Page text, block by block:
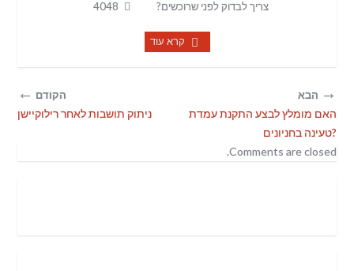
צריך לבדוק לפני שרוכשים?
קרא עוד
← הקודם
ניתוק תושבות לאחר רילוקיישן
→
האם מומלץ לבצע התקנת עמדת
טעינה בחניונים?
Comments are closed.